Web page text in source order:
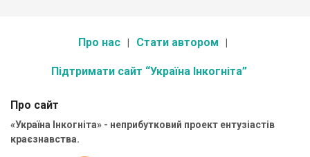
Про нас Стати автором
Підтримати сайт “Україна Інкогніта”
Про сайт
«Україна Інкогніта» - неприбутковий проект ентузіастів
краєзнавства.